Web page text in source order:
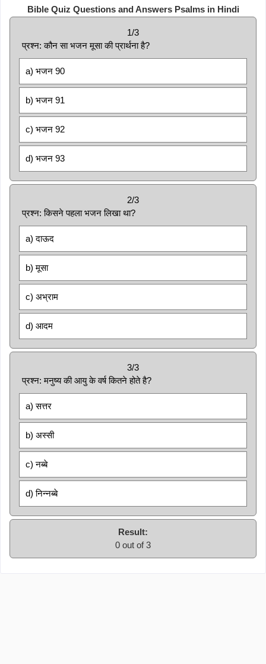
Bible Quiz Questions and Answers Psalms in Hindi
1/3
प्रश्न: कौन सा भजन मूसा की प्रार्थना है?
a) भजन 90
b) भजन 91
c) भजन 92
d) भजन 93
2/3
प्रश्न: किसने पहला भजन लिखा था?
a) दाऊद
b) मूसा
c) अभ्राम
d) आदम
3/3
प्रश्न: मनुष्य की आयु के वर्ष कितने होते है?
a) सत्तर
b) अस्सी
c) नब्बे
d) निन्नब्बे
Result:
0 out of 3